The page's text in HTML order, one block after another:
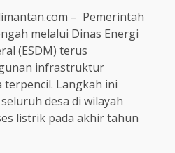
– Pemerintah
melalui Dinas Energi
(ESDM) terus
infrastruktur
terpencil. Langkah ini
desa di wilayah
listrik pada akhir tahun